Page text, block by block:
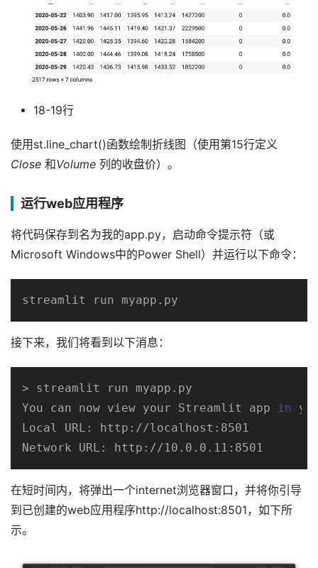
18-19行
使用st.line_chart()函数绘制折线图（使用第15行定义
Close 和Volume 列的收盘价）。
运行web应用程序
将代码保存到名为我的app.py，启动命令提示符（或
Microsoft Windows中的Power Shell）并运行以下命令：
streamlit run myapp.py
接下来，我们将看到以下消息：
> streamlit run myapp.py
You can now view your Streamlit app in
Local URL: http://localhost:8501
Network URL: http://10.0.0.11:8501
在短时间内，将弹出一个internet浏览器窗口，并将你引导
到已创建的web应用程序http://localhost:8501，如下所
示。